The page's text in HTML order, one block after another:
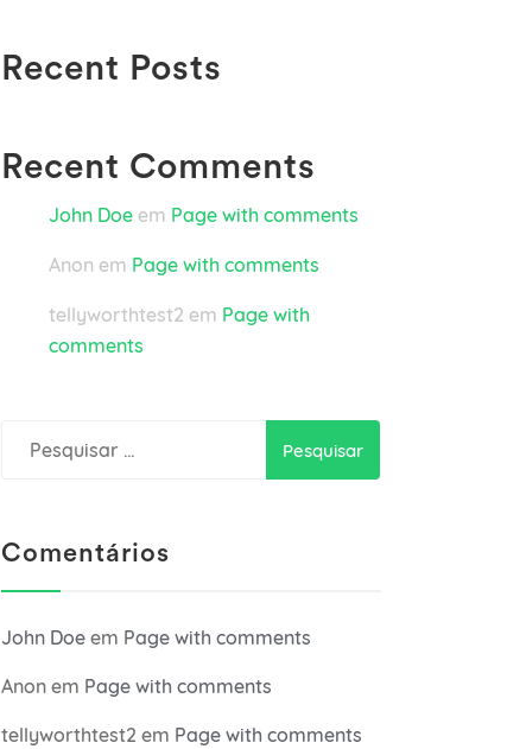
Recent Posts
Recent Comments
John Doe em Page with comments
Anon em Page with comments
tellyworthtest2 em Page with
comments
por:
Comentários
John Doe em Page with comments
Anon em Page with comments
tellyworthtest2 em Page with comments